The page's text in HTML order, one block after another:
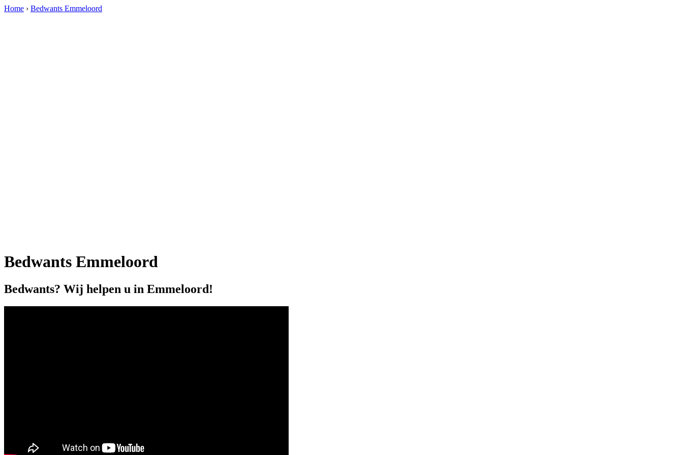
Home › Bedwants Emmeloord
Bedwants Emmeloord
Bedwants? Wij helpen u in Emmeloord!